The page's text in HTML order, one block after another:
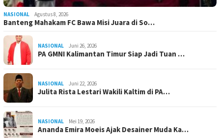
NASIONAL Agustus 8, 2026
Banteng Mahakam FC Bawa Misi Juara di So…
NASIONAL Juni 26, 2026
PA GMNI Kalimantan Timur Siap Jadi Tuan …
NASIONAL Juni 22, 2026
Julita Rista Lestari Wakili Kaltim di PA…
NASIONAL Mei 19, 2026
Ananda Emira Moeis Ajak Desainer Muda Ka…